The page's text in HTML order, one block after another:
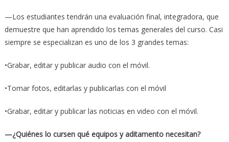
—Los estudiantes tendrán una evaluación final, integradora, que
demuestre que han aprendido los temas generales del curso. Casi
siempre se especializan es uno de los 3 grandes temas:
•Grabar, editar y publicar audio con el móvil.
•Tomar fotos, editarlas y publicarlas con el móvil
•Grabar, editar y publicar las noticias en video con el móvil.
—¿Quiénes lo cursen qué equipos y aditamento necesitan?